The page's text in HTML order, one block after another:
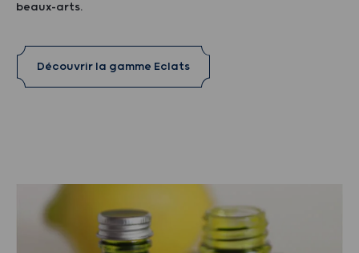
beaux-arts.
Découvrir la gamme Eclats